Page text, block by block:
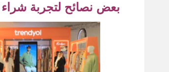
بعض نصائح لتجربة